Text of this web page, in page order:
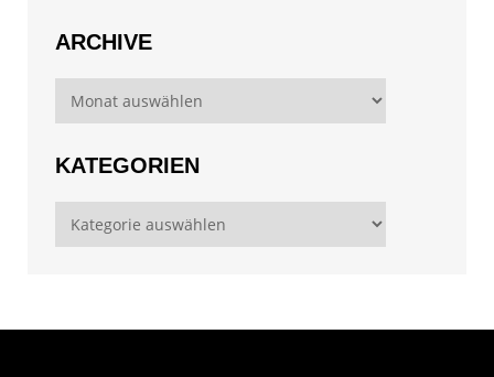
ARCHIVE
Archive
KATEGORIEN
Kategorien